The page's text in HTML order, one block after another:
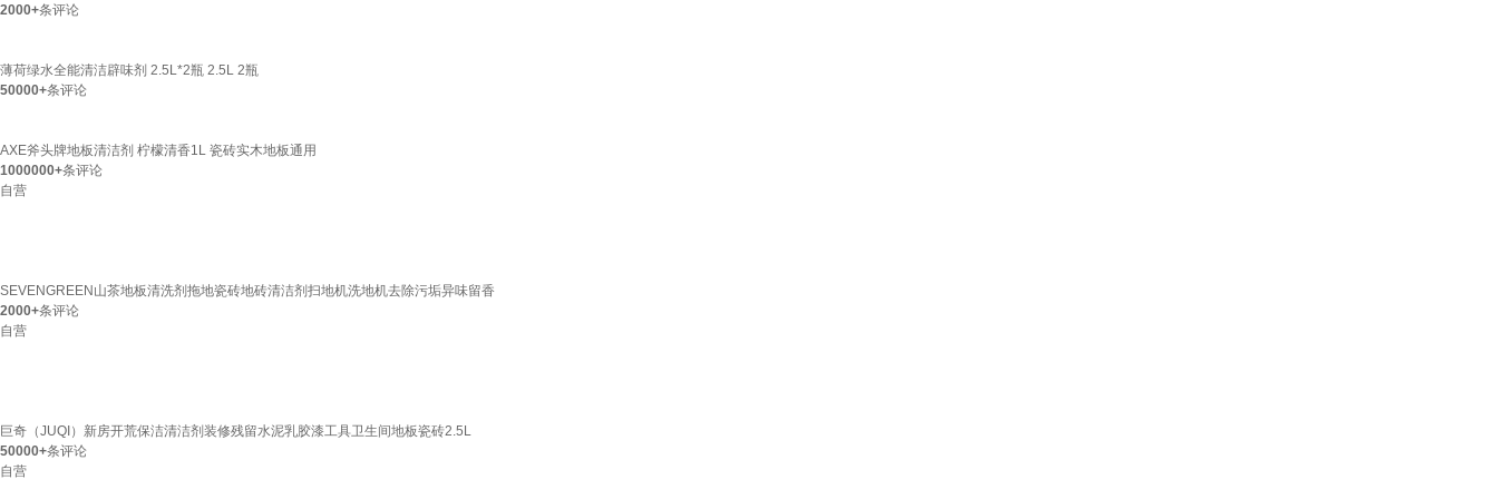
2000+条评论
薄荷绿水全能清洁辟味剂 2.5L*2瓶 2.5L 2瓶
50000+条评论
AXE斧头牌地板清洁剂 柠檬清香1L 瓷砖实木地板通用
1000000+条评论
自营
SEVENGREEN山茶地板清洗剂拖地瓷砖地砖清洁剂扫地机洗地机去除污垢异味留香
2000+条评论
自营
巨奇（JUQI）新房开荒保洁清洁剂装修残留水泥乳胶漆工具卫生间地板瓷砖2.5L
50000+条评论
自营